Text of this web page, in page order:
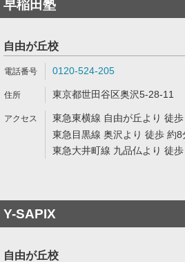
早稲田塾
自由が丘校
0120-524-205
東京都世田谷区奥沢5-28-11
東急東横線 自由が丘より 徒
東急目黒線 奥沢より 徒歩 約8
東急大井町線 九品仏より 徒
Y-SAPIX
自由が丘校